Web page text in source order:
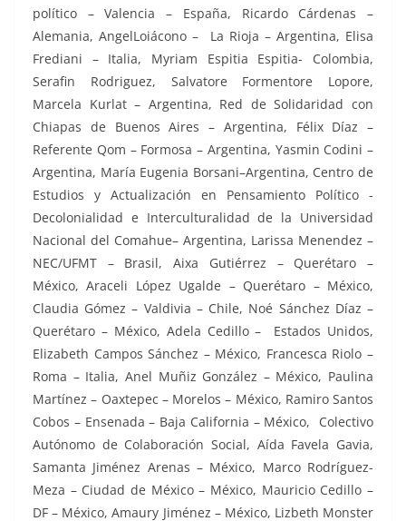
político – Valencia – España, Ricardo Cárdenas –
Alemania, AngelLoiácono – La Rioja – Argentina, Elisa
Frediani – Italia, Myriam Espitia Espitia- Colombia,
Serafin Rodriguez, Salvatore Formentore Lopore,
Marcela Kurlat – Argentina, Red de Solidaridad con
Chiapas de Buenos Aires – Argentina, Félix Díaz –
Referente Qom – Formosa – Argentina, Yasmin Codini –
Argentina, María Eugenia Borsani–Argentina, Centro de
Estudios y Actualización en Pensamiento Político -
Decolonialidad e Interculturalidad de la Universidad
Nacional del Comahue– Argentina, Larissa Menendez –
NEC/UFMT – Brasil, Aixa Gutiérrez – Querétaro –
México, Araceli López Ugalde – Querétaro – México,
Claudia Gómez – Valdivia – Chile, Noé Sánchez Díaz –
Querétaro – México, Adela Cedillo – Estados Unidos,
Elizabeth Campos Sánchez – México, Francesca Riolo –
Roma – Italia, Anel Muñiz González – México, Paulina
Martínez – Oaxtepec – Morelos – México, Ramiro Santos
Cobos – Ensenada – Baja California – México, Colectivo
Autónomo de Colaboración Social, Aída Favela Gavia,
Samanta Jiménez Arenas – México, Marco Rodríguez-
Meza – Ciudad de México – México, Mauricio Cedillo –
DF – México, Amaury Jiménez – México, Lizbeth Monster